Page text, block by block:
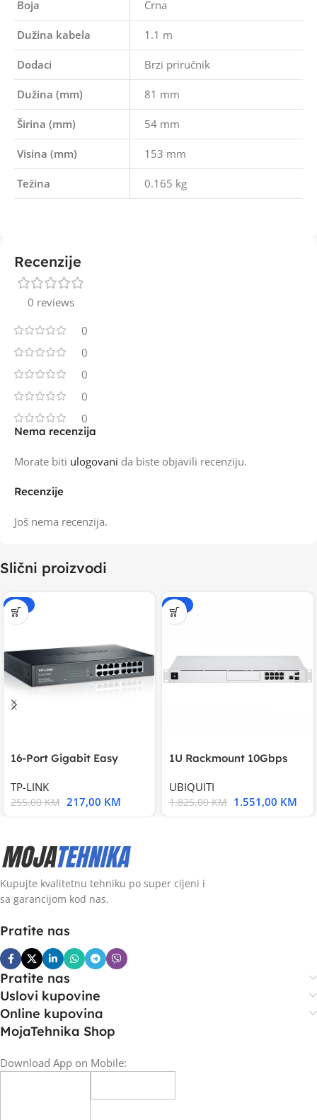
Boja Crna
Dužina kabela 1.1 m
Dodaci Brzi priručnik
Dužina (mm) 81 mm
Širina (mm) 54 mm
Visina (mm) 153 mm
Težina 0.165 kg
Recenzije
0 reviews
0
0
0
0
0
Recenzije
Još nema recenzija.
Nema recenzija
Morate biti ulogovani da biste objavili recenziju.
Slični proizvodi
-15%
16-Port Gigabit Easy
TP-LINK
255,00KM 217,00 KM
-15%
1U Rackmount 10Gbps
UBIQUITI
1.825,00KM 1.551,00 KM
Kupujte kvalitetnu tehniku po super cijeni i
sa garancijom kod nas.
Pratite nas
Pratite nas
Uslovi kupovine
Online kupovina
MojaTehnika Shop
Download App on Mobile: